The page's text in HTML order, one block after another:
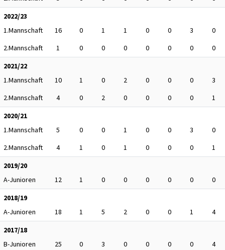
2022/23
1.Mannschaft
16 0 1 1 0 0 3
0
2.Mannschaft
1 0 0 0 0 0 0
0
2021/22
1.Mannschaft
10 1 0 2 0 0 0
3
2.Mannschaft
4 0 2 0 0 0 0
1
2020/21
1.Mannschaft
5 0 0 1 0 0 3
0
2.Mannschaft
4 1 0 1 0 0 0
1
2019/20
A-Junioren
12 1 0 0 0 0 0
0
2018/19
A-Junioren
18 1 5 2 0 0 1
4
2017/18
B-Junioren
25 0 3 0 0 0 0
4